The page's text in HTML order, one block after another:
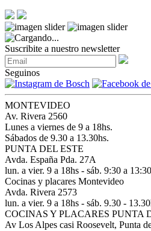
Suscribite a nuestro newsletter
Seguinos
MONTEVIDEO
Av. Rivera 2560
Lunes a viernes de 9 a 18hs.
Sábados de 9.30 a 13.30hs.
PUNTA DEL ESTE
Avda. España Pda. 27A
lun. a vier. 9 a 18hs - sáb. 9:30 a
Cocinas y placares Montevideo
Avda. Rivera 2573
lun. a vier. 9 a 18hs - sáb. 9.30 -
COCINAS Y PLACARES PUNTA
Av Los Alpes casi Roosevelt, Punta